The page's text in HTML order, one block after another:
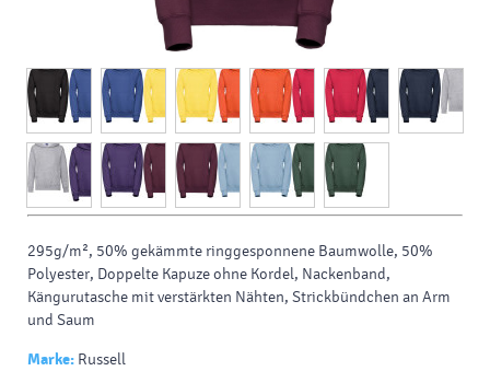
295g/m², 50% gekämmte ringgesponnene Baumwolle, 50%
Polyester, Doppelte Kapuze ohne Kordel, Nackenband,
Kängurutasche mit verstärkten Nähten, Strickbündchen an Arm
und Saum
Marke: Russell